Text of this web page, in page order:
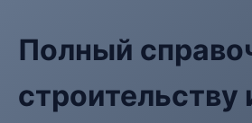
Полный
строительству